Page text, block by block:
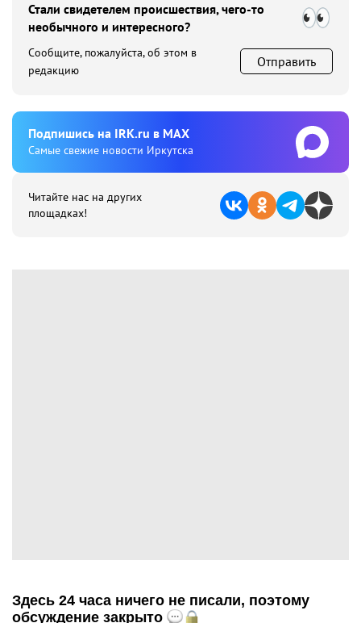
Стали свидетелем происшествия, чего-то
необычного и интересного?
Сообщите, пожалуйста, об этом в
редакцию
Отправить
Подпишиcь на IRK.ru в MAX
Cамые свежие новости Иркутска
Читайте нас на других
площадках!
Здесь 24 часа ничего не писали, поэтому
обсуждение закрыто